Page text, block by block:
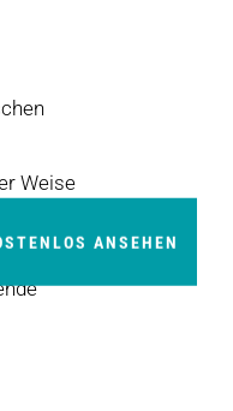
ANSEHEN
Weise